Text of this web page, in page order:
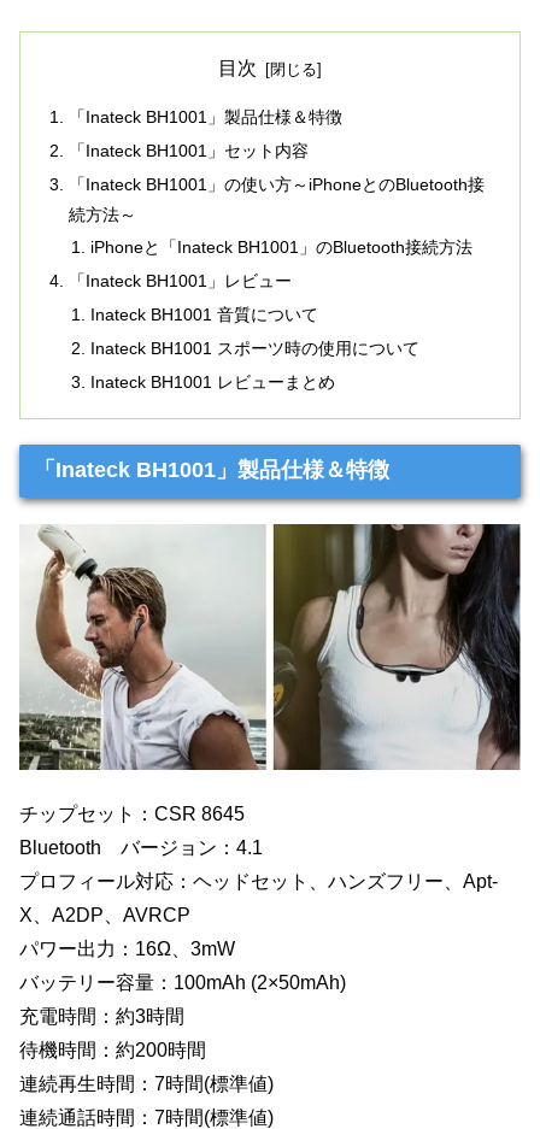
目次
「Inateck BH1001」製品仕様＆特徴
「Inateck BH1001」セット内容
「Inateck BH1001」の使い方～iPhoneとのBluetooth接
続方法～
iPhoneと「Inateck BH1001」のBluetooth接続方法
「Inateck BH1001」レビュー
Inateck BH1001 音質について
Inateck BH1001 スポーツ時の使用について
Inateck BH1001 レビューまとめ
「Inateck BH1001」製品仕様＆特徴
チップセット：CSR 8645
Bluetooth バージョン：4.1
プロフィール対応：ヘッドセット、ハンズフリー、Apt-
X、A2DP、AVRCP
パワー出力：16Ω、3mW
バッテリー容量：100mAh (2×50mAh)
充電時間：約3時間
待機時間：約200時間
連続再生時間：7時間(標準値)
連続通話時間：7時間(標準値)